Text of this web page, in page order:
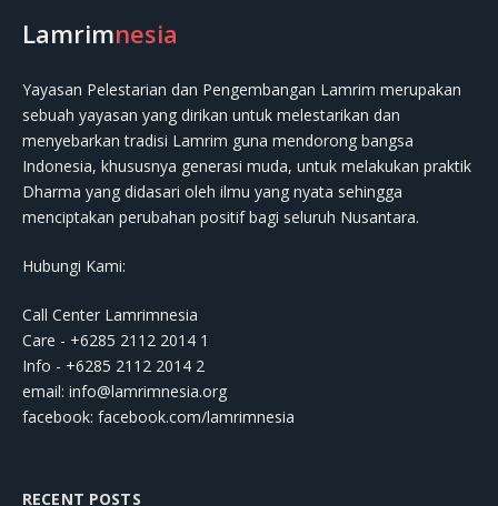
Lamrimnesia
Yayasan Pelestarian dan Pengembangan Lamrim merupakan
sebuah yayasan yang dirikan untuk melestarikan dan
menyebarkan tradisi Lamrim guna mendorong bangsa
Indonesia, khususnya generasi muda, untuk melakukan praktik
Dharma yang didasari oleh ilmu yang nyata sehingga
menciptakan perubahan positif bagi seluruh Nusantara.
Hubungi Kami:
Call Center Lamrimnesia
Care - +6285 2112 2014 1
Info - +6285 2112 2014 2
email: info@lamrimnesia.org
facebook: facebook.com/lamrimnesia
RECENT POSTS